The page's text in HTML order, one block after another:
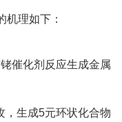
机理如下：
催化剂反应生成金属
，生成5元环状化合物